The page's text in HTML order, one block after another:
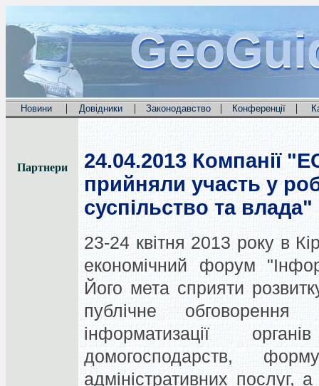
Новини | Довідники | Законодавство | Конференції |
Партнери 24.04.2013 Компанії
прийняли участь у
суспільство та влада"
23-24 квітня 2013 року в
економічний форум
Його мета сприяти
публічне
інформатизації
домогосподарств,
адміністративних послуг,